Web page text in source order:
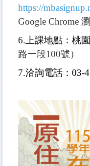
https://
Google Chrome
6.上課地點：桃
路一段100號）
7.洽詢電話：03-